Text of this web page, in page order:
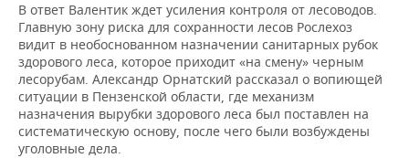
В ответ Валентик ждет усиления контроля от лесоводов.
Главную зону риска для сохранности лесов Рослехоз
видит в необоснованном назначении санитарных рубок
здорового леса, которое приходит «на смену» черным
лесорубам. Александр Орнатский рассказал о вопиющей
ситуации в Пензенской области, где механизм
назначения вырубки здорового леса был поставлен на
систематическую основу, после чего были возбуждены
уголовные дела.